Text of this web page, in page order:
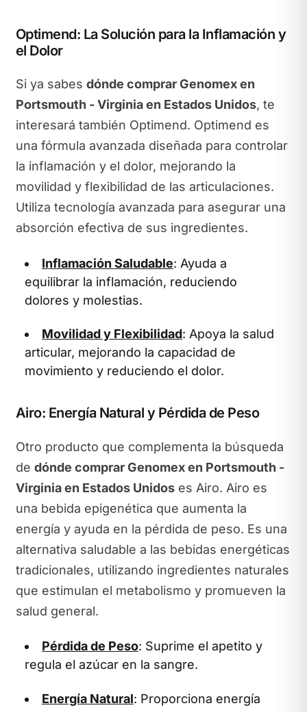
Optimend: La Solución para la Inflamación y
el Dolor
Si ya sabes dónde comprar Genomex en
Portsmouth - Virginia en Estados Unidos, te
interesará también Optimend. Optimend es
una fórmula avanzada diseñada para controlar
la inflamación y el dolor, mejorando la
movilidad y flexibilidad de las articulaciones.
Utiliza tecnología avanzada para asegurar una
absorción efectiva de sus ingredientes.
Inflamación Saludable: Ayuda a
equilibrar la inflamación, reduciendo
dolores y molestias.
Movilidad y Flexibilidad: Apoya la salud
articular, mejorando la capacidad de
movimiento y reduciendo el dolor.
Airo: Energía Natural y Pérdida de Peso
Otro producto que complementa la búsqueda
de dónde comprar Genomex en Portsmouth -
Virginia en Estados Unidoses Airo. Airo es
una bebida epigenética que aumenta la
energía y ayuda en la pérdida de peso. Es una
alternativa saludable a las bebidas energéticas
tradicionales, utilizando ingredientes naturales
que estimulan el metabolismo y promueven la
salud general.
Pérdida de Peso: Suprime el apetito y
regula el azúcar en la sangre.
Energía Natural: Proporciona energía